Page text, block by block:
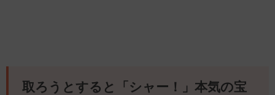
取ろうとすると「シャー！」本気の宝